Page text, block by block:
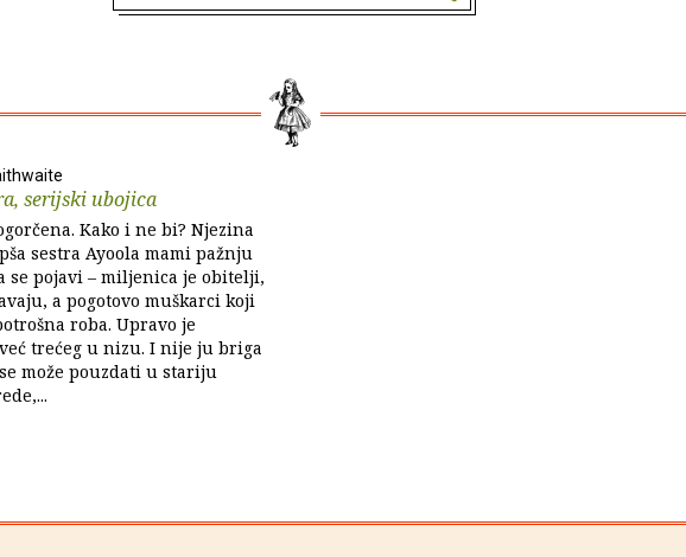
serijski ubojica
Kako i ne bi? Njezina
sestra Ayoola mami pažnju
se pojavi – miljenica je obitelji,
a pogotovo muškarci koji
roba. Upravo je
trećeg u nizu. I nije ju briga
može pouzdati u stariju